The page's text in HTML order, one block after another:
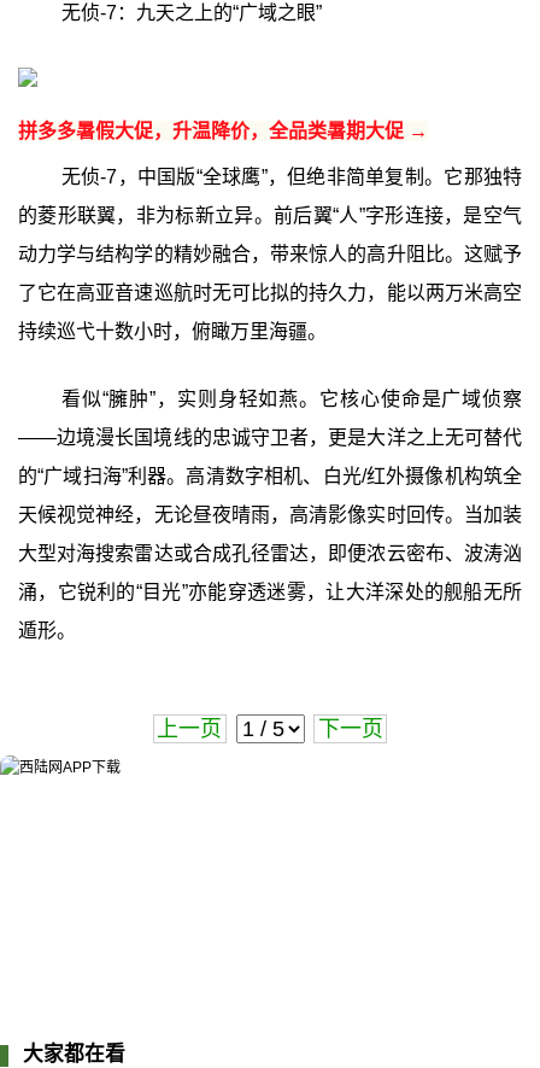
无侦-7：九天之上的“广域之眼”
拼多多暑假大促，升温降价，全品类暑期大促 →
无侦-7，中国版“全球鹰”，但绝非简单复制。它那独特
的菱形联翼，非为标新立异。前后翼“人”字形连接，是空气
动力学与结构学的精妙融合，带来惊人的高升阻比。这赋予
了它在高亚音速巡航时无可比拟的持久力，能以两万米高空
持续巡弋十数小时，俯瞰万里海疆。
看似“臃肿”，实则身轻如燕。它核心使命是广域侦察
——边境漫长国境线的忠诚守卫者，更是大洋之上无可替代
的“广域扫海”利器。高清数字相机、白光/红外摄像机构筑全
天候视觉神经，无论昼夜晴雨，高清影像实时回传。当加装
大型对海搜索雷达或合成孔径雷达，即便浓云密布、波涛汹
涌，它锐利的“目光”亦能穿透迷雾，让大洋深处的舰船无所
遁形。
上一页 下一页
大家都在看